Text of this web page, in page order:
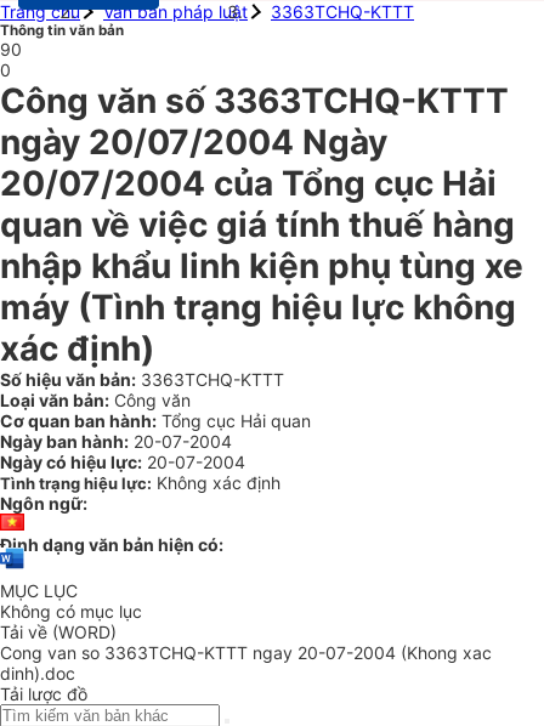
Trang chủ
Văn bản pháp luật 3363TCHQ-KTTT
Thông tin văn bản
90
0
Công văn số 3363TCHQ-KTTT
ngày 20/07/2004 Ngày
20/07/2004 của Tổng cục Hải
quan về việc giá tính thuế hàng
nhập khẩu linh kiện phụ tùng xe
máy (Tình trạng hiệu lực không
xác định)
Số hiệu văn bản: 3363TCHQ-KTTT
Loại văn bản: Công văn
Cơ quan ban hành: Tổng cục Hải quan
Ngày ban hành: 20-07-2004
Ngày có hiệu lực: 20-07-2004
Tình trạng hiệu lực: Không xác định
Ngôn ngữ:
Định dạng văn bản hiện có:
MỤC LỤC
Không có mục lục
Tải về (WORD)
Cong van so 3363TCHQ-KTTT ngay 20-07-2004 (Khong xac
dinh).doc
Tải lược đồ